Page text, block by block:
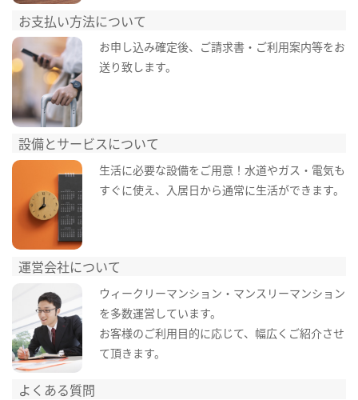
お支払い方法について
お申し込み確定後、ご請求書・ご利用案内等をお
送り致します。
設備とサービスについて
生活に必要な設備をご用意！水道やガス・電気も
すぐに使え、入居日から通常に生活ができます。
運営会社について
ウィークリーマンション・マンスリーマンション
を多数運営しています。
お客様のご利用目的に応じて、幅広くご紹介させ
て頂きます。
よくある質問